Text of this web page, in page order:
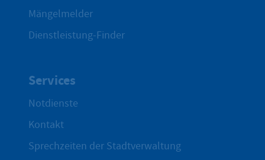
Mängelmelder
Dienstleistung-Finder
Services
Notdienste
Kontakt
Sprechzeiten der Stadtverwaltung